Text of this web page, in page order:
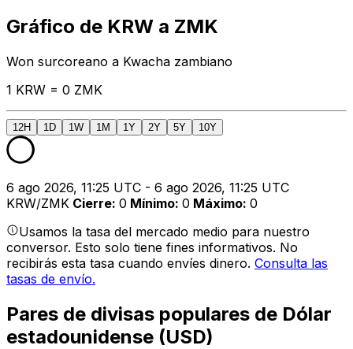
Gráfico de KRW a ZMK
Won surcoreano a Kwacha zambiano
1 KRW = 0 ZMK
12H 1D 1W 1M 1Y 2Y 5Y 10Y
6 ago 2026, 11:25 UTC - 6 ago 2026, 11:25 UTC
KRW/ZMK Cierre: 0 Mínimo: 0 Máximo: 0
Usamos la tasa del mercado medio para nuestro
conversor. Esto solo tiene fines informativos. No
recibirás esta tasa cuando envíes dinero. Consulta las
tasas de envío.
Pares de divisas populares de Dólar
estadounidense (USD)